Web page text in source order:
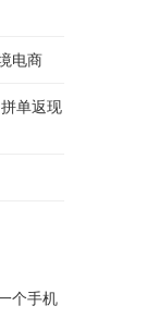
电商
单返现
个手机